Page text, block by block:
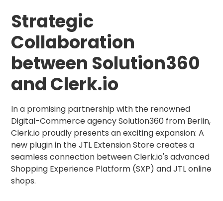
Strategic
Collaboration
between Solution360
and Clerk.io
In a promising partnership with the renowned
Digital-Commerce agency Solution360 from Berlin,
Clerk.io proudly presents an exciting expansion: A
new plugin in the JTL Extension Store creates a
seamless connection between Clerk.io's advanced
Shopping Experience Platform (SXP) and JTL online
shops.